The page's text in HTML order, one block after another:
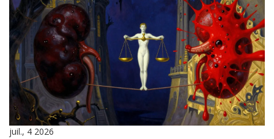
juil., 4 2026